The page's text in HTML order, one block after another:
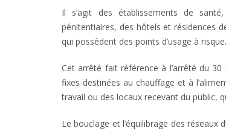
Il s’agit des établissements de
pénitentiaires, des hôtels et résidences
qui possèdent des points d’usage à risque.
Cet arrêté fait référence à l’arrêté du
fixes destinées au chauffage et à
travail ou des locaux recevant du public,
Le bouclage et l’équilibrage des